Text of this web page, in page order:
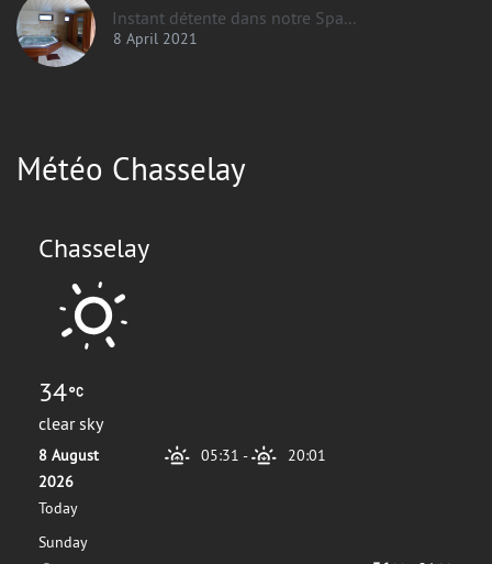
Instant détente dans notre Spa...
8 April 2021
Météo Chasselay
Chasselay
34
clear sky
8 August
2026
Today
05:31 - 20:01
Sunday